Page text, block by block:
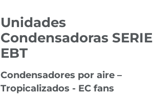
Unidades
Condensadoras SERIE
EBT
Condensadores por aire –
Tropicalizados - EC fans